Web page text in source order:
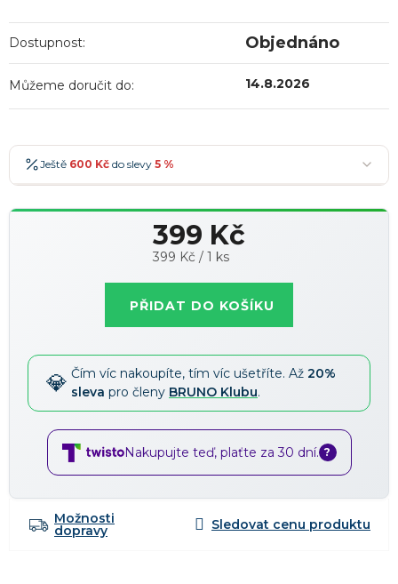
Dostupnost: Objednáno
Můžeme doručit do: 14.8.2026
Ještě 600 Kč do slevy 5 %
399 Kč
Měrná
399 Kč / 1 ks
PŘIDAT DO KOŠÍKU
Čím víc nakoupíte, tím víc ušetříte. Až 20%
sleva pro členy BRUNO Klubu.
Nakupujte teď, plaťte za 30 dní. ?
Možnosti
dopravy